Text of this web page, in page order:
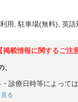
用 駐車場(無料) 英語
【掲載情報に関するご注意
、
・診療日時等によって
る